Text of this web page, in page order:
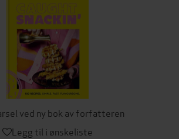
ved ny bok av forfatteren
Legg til i ønskeliste